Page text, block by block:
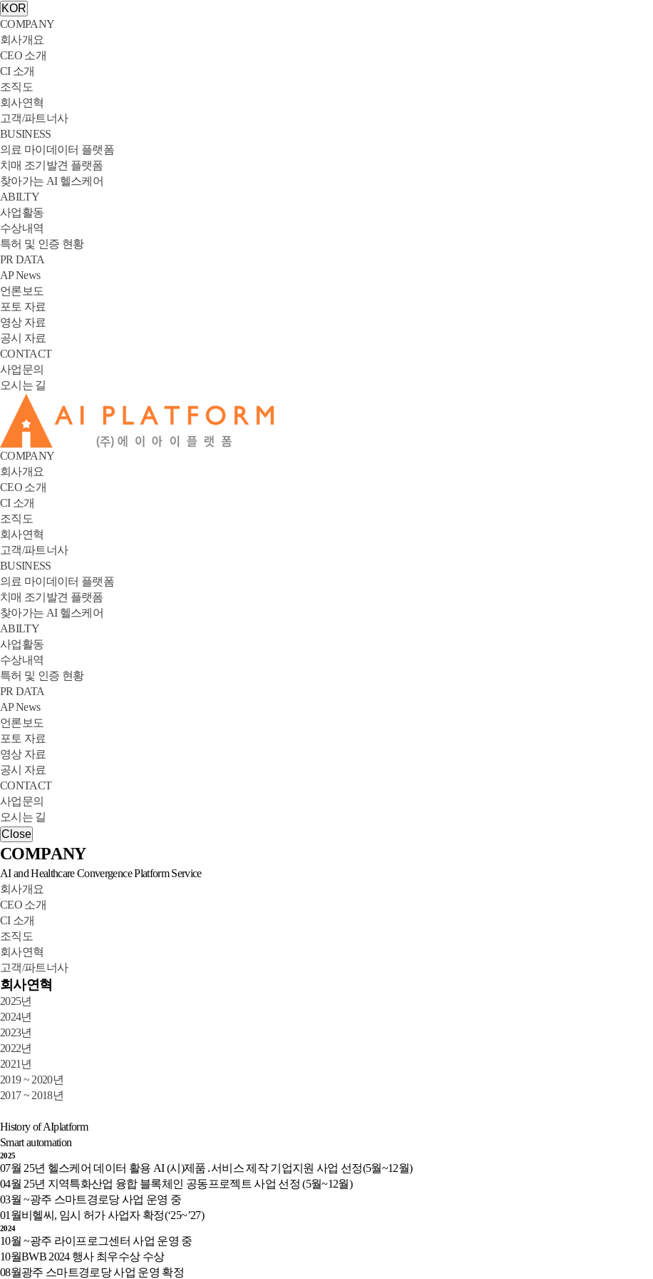
KOR
COMPANY
회사개요
CEO 소개
CI 소개
조직도
회사연혁
고객/파트너사
BUSINESS
의료 마이데이터 플랫폼
치매 조기발견 플랫폼
찾아가는 AI 헬스케어
ABILTY
사업활동
수상내역
특허 및 인증 현황
PR DATA
AP News
언론보도
포토 자료
영상 자료
공시 자료
CONTACT
사업문의
오시는 길
COMPANY
회사개요
CEO 소개
CI 소개
조직도
회사연혁
고객/파트너사
BUSINESS
의료 마이데이터 플랫폼
치매 조기발견 플랫폼
찾아가는 AI 헬스케어
ABILTY
사업활동
수상내역
특허 및 인증 현황
PR DATA
AP News
언론보도
포토 자료
영상 자료
공시 자료
CONTACT
사업문의
오시는 길
Close
COMPANY
AI and Healthcare Convergence Platform Service
회사개요
CEO 소개
CI 소개
조직도
회사연혁
고객/파트너사
회사연혁
2025년
2024년
2023년
2022년
2021년
2019 ~ 2020년
2017 ~ 2018년
History of AIplatform
Smart automation
2025
07월 25년 헬스케어 데이터 활용 AI (시)제품․서비스 제작 기업지원 사업 선정(5월~12월)
04월 25년 지역특화산업 융합 블록체인 공동프로젝트 사업 선정 (5월~12월)
03월 ~광주 스마트경로당 사업 운영 중
01월비헬씨, 임시 허가 사업자 확정(‘25~’27)
2024
10월 ~광주 라이프로그센터 사업 운영 중
10월BWB 2024 행사 최우수상 수상
08월광주 스마트경로당 사업 운영 확정